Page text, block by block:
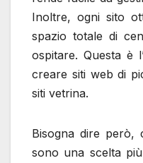
Inoltre, ogni sito
spazio totale di
ospitare. Questa è
creare siti web di
siti vetrina.
Bisogna dire però,
sono una scelta